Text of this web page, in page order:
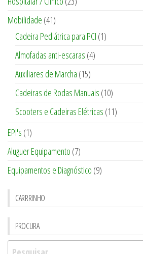
Mobilidade (41)
Cadeira Pediátrica para PCI (1)
Almofadas anti-escaras (4)
Auxiliares de Marcha (15)
Cadeiras de Rodas Manuais (10)
Scooters e Cadeiras Elétricas (11)
EPI's (1)
Aluguer Equipamento (7)
Equipamentos e Diagnóstico (9)
CARRRINHO
PROCURA
Pesquisar